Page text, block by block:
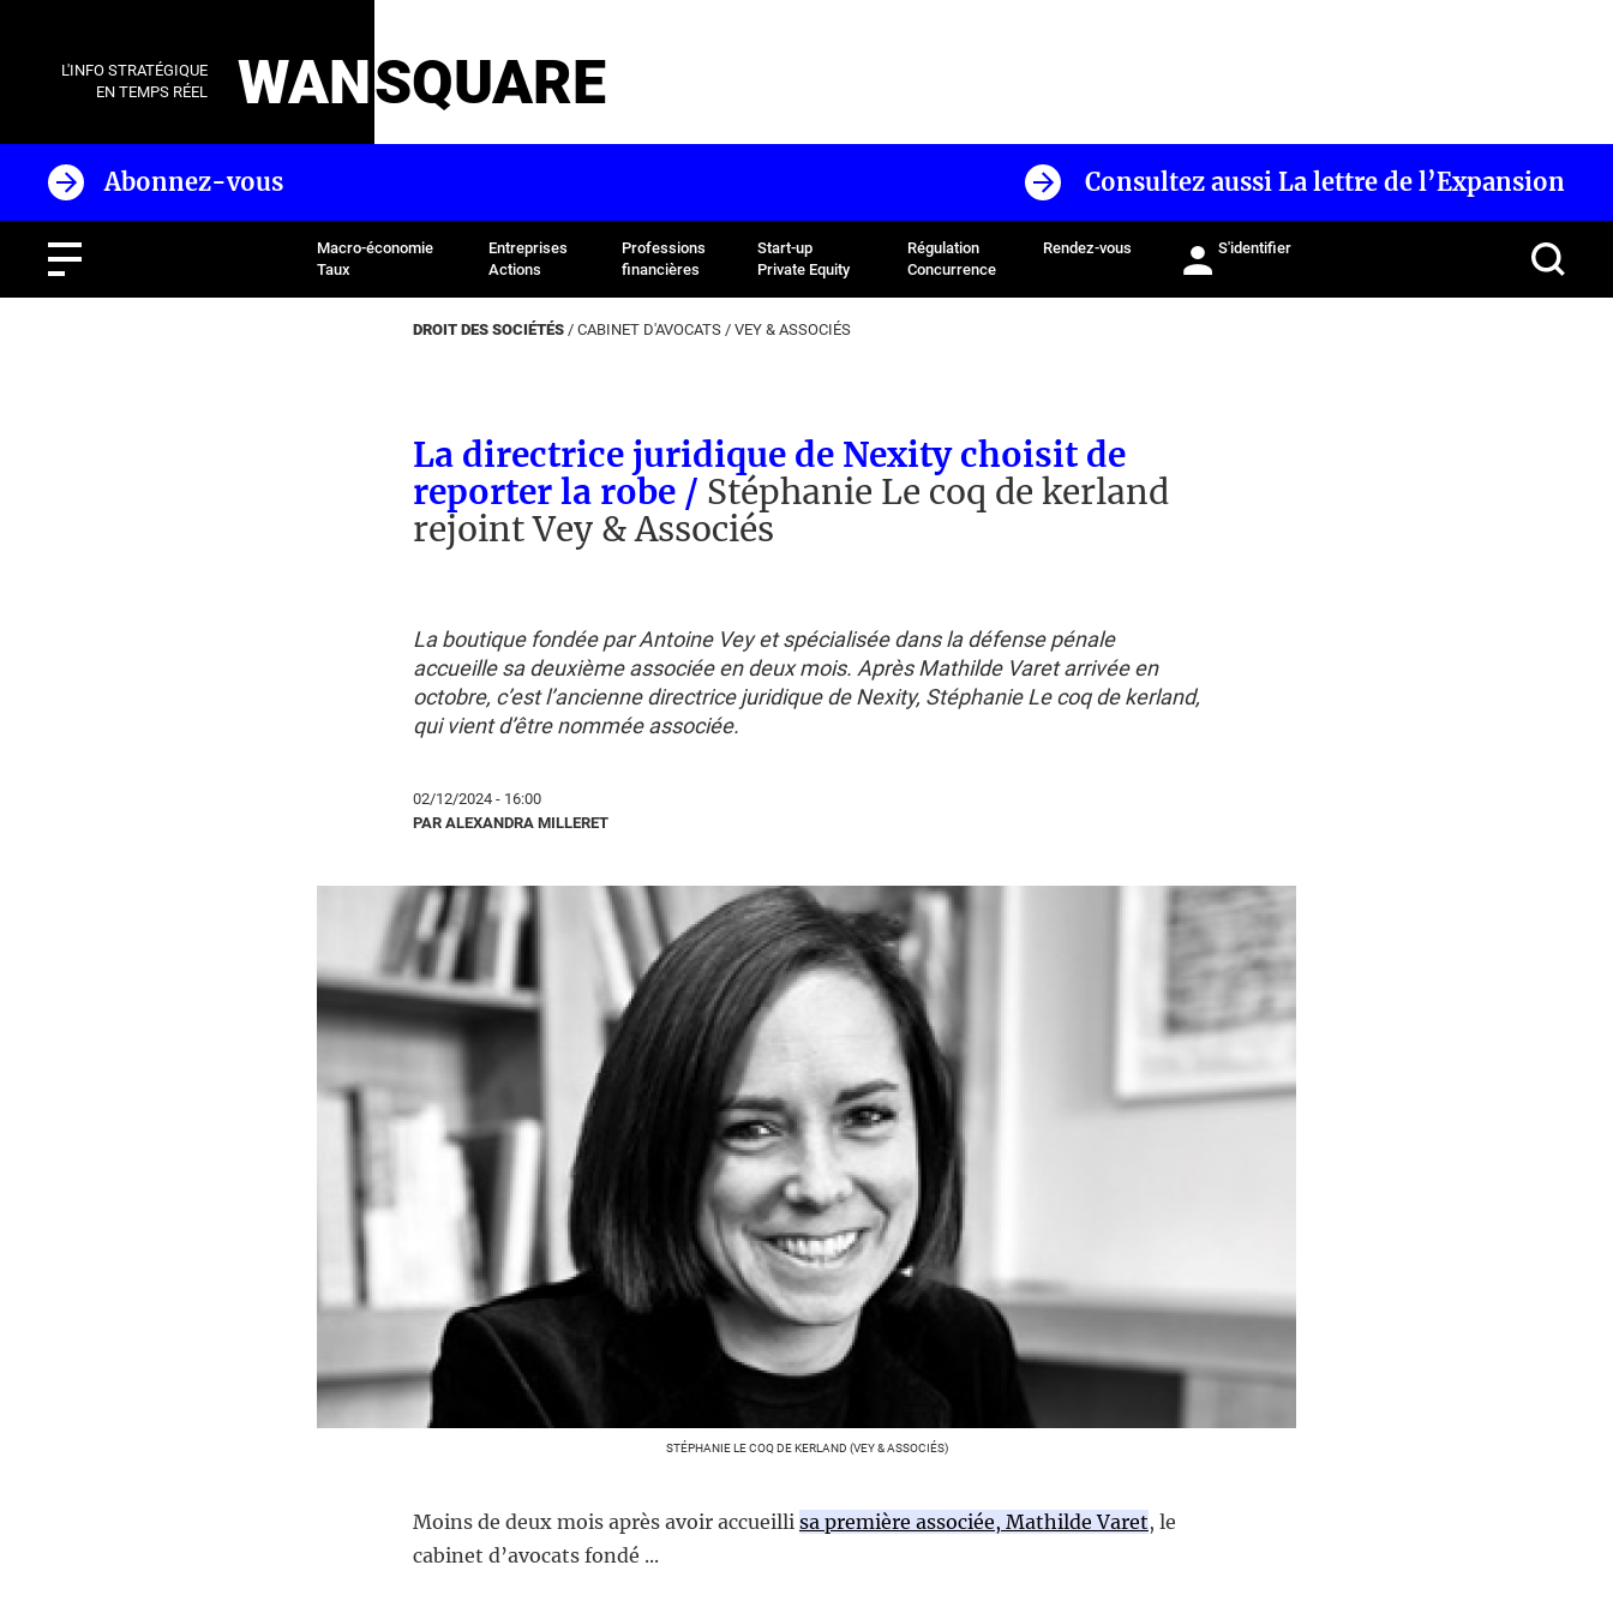
L'INFO STRATÉGIQUE
EN TEMPS RÉEL
WANSQUARE
Abonnez-vous Consultez aussi La lettre de l’Expansion
Macro-économie
Taux
Entreprises
Actions
Professions
financières
Start-up
Private Equity
Régulation
Concurrence
Rendez-vous S'identifier
DROIT DES SOCIÉTÉS / CABINET D'AVOCATS / VEY & ASSOCIÉS
La directrice juridique de Nexity choisit de
reporter la robe / Stéphanie Le coq de kerland
rejoint Vey & Associés
La boutique fondée par Antoine Vey et spécialisée dans la défense pénale
accueille sa deuxième associée en deux mois. Après Mathilde Varet arrivée en
octobre, c’est l’ancienne directrice juridique de Nexity, Stéphanie Le coq de kerland,
qui vient d’être nommée associée.
02/12/2024 - 16:00
PAR ALEXANDRA MILLERET
STÉPHANIE LE COQ DE KERLAND (VEY & ASSOCIÉS)
Moins de deux mois après avoir accueilli sa première associée, Mathilde Varet, le
cabinet d’avocats fondé ...